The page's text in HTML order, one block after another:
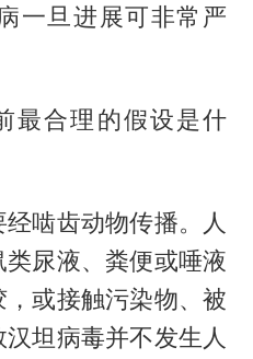
一旦进展可非常严
最合理的假设是什
啮齿动物传播。人
尿液、粪便或唾液
或接触污染物、被
坦病毒并不发生人